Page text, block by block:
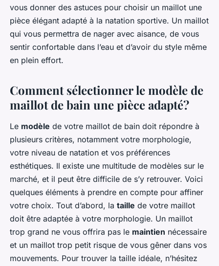
vous donner des astuces pour choisir un maillot une
pièce élégant adapté à la natation sportive. Un maillot
qui vous permettra de nager avec aisance, de vous
sentir confortable dans l’eau et d’avoir du style même
en plein effort.
Comment sélectionner le modèle de
maillot de bain une pièce adapté?
Le modèle de votre maillot de bain doit répondre à
plusieurs critères, notamment votre morphologie,
votre niveau de natation et vos préférences
esthétiques. Il existe une multitude de modèles sur le
marché, et il peut être difficile de s’y retrouver. Voici
quelques éléments à prendre en compte pour affiner
votre choix. Tout d’abord, la taille de votre maillot
doit être adaptée à votre morphologie. Un maillot
trop grand ne vous offrira pas le maintien nécessaire
et un maillot trop petit risque de vous gêner dans vos
mouvements. Pour trouver la taille idéale, n’hésitez